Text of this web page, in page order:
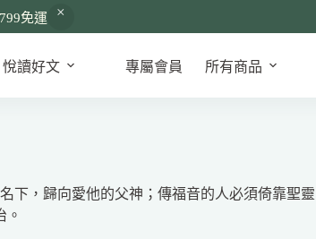
799免運
悅讀好文 專屬會員 所有商品
，歸向愛他的父神；傳福音的人必須倚靠聖
。